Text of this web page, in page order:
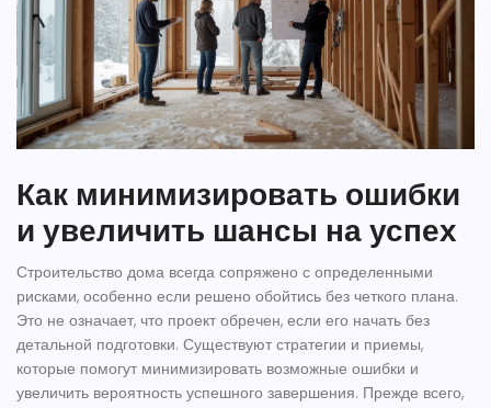
Как минимизировать ошибки
и увеличить шансы на успех
Строительство дома всегда сопряжено с определенными
рисками, особенно если решено обойтись без четкого плана.
Это не означает, что проект обречен, если его начать без
детальной подготовки. Существуют стратегии и приемы,
которые помогут минимизировать возможные ошибки и
увеличить вероятность успешного завершения. Прежде всего,